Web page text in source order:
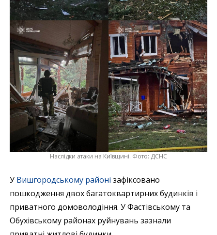
Наслідки атаки на Київщині. Фото: ДСНС
У Вишгородському районі зафіксовано
пошкодження двох багатоквартирних будинків і
приватного домоволодіння. У Фастівському та
Обухівському районах руйнувань зазнали